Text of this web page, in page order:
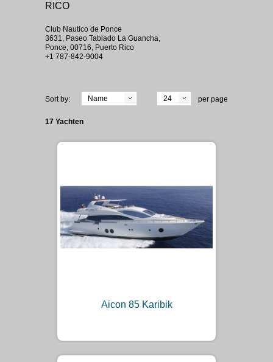
RICO
Club Nautico de Ponce
3631, Paseo Tablado La Guancha,
Ponce, 00716, Puerto Rico
+1 787-842-9004
Sort by: Name 24 per page
17 Yachten
Aicon 85 Karibik